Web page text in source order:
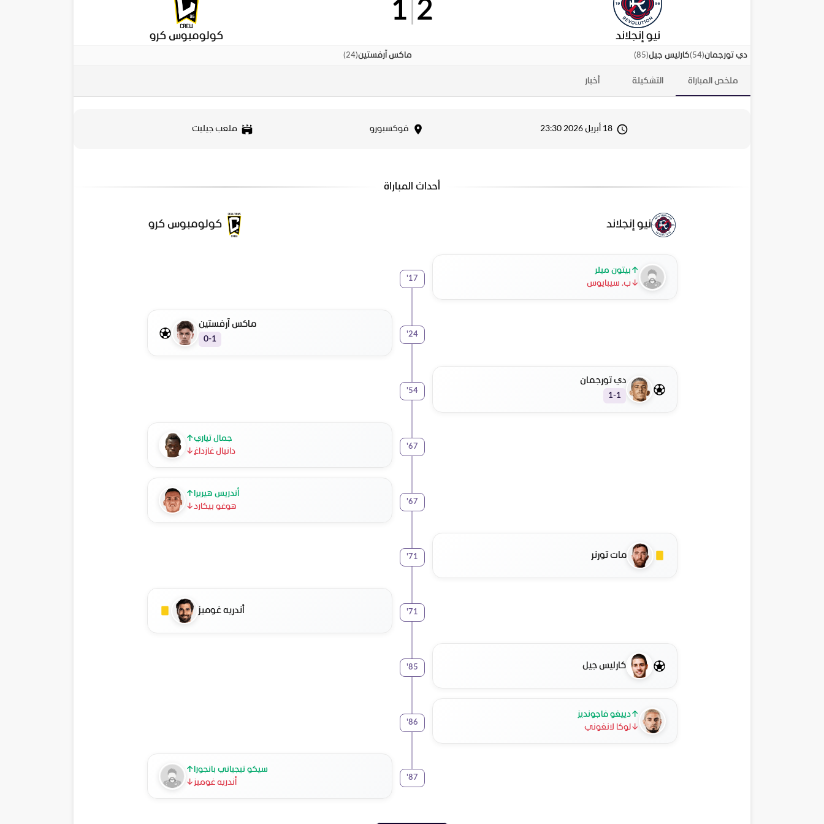
نيو إنجلاند
2
1
كولومبوس كرو
دي تورجمان(
54
)كارليس جيل(
85
) ماكس آرفستين(
24
)
ملخص المباراة التشكيلة أخبار
18 أبريل 2026 23:30 فوكسبورو ملعب جيليت
أحداث المباراة
نيو إنجلاند كولومبوس كرو
↑ بيتون ميلر
↓ب. سيبايوس
17
'
24
'
ماكس آرفستين
0-1
دي تورجمان
1-1
54
'
67
'
↑جمال تياري
↓دانيال غازداغ
67
'
↑ أندريس هيريرا
↓هوغو بيكارد
مات تورنر 71
'
71
' أندريه غوميز
كارليس جيل 85
'
↑دييغو فاجونديز
↓لوكا لانغوني
86
'
87
'
↑ سيكو تيجياني بانجورا
↓ أندريه غوميز